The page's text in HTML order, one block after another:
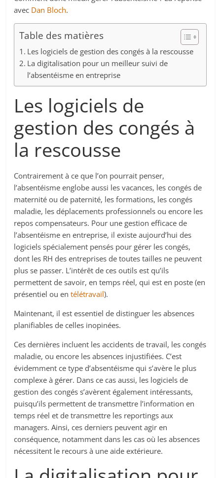
avec Dan Bloch.
Table des matières
Les logiciels de gestion des congés à la rescousse
La digitalisation pour un meilleur suivi de
l’absentéisme en entreprise
Les logiciels de
gestion des congés à
la rescousse
Contrairement à ce que l’on pourrait penser,
l’absentéisme englobe aussi les vacances, les congés de
maternité ou de paternité, les formations, les congés
maladie, les déplacements professionnels ou encore les
repos compensateurs. Pour une gestion efficace de
l’absentéisme en entreprise, il existe aujourd’hui des
logiciels spécialement pensés pour gérer les congés,
dont les RH des entreprises de toutes tailles ne peuvent
plus se passer. L’intérêt de ces outils est qu’ils
permettent de savoir, en temps réel, qui est en poste (en
présentiel ou entélétravail).
Maintenant, il est essentiel de distinguer les absences
planifiables de celles inopinées.
Ces dernières incluent les accidents de travail, les congés
maladie, ou encore les absences injustifiées. C’est
évidemment ce type d’absentéisme qui s’avère le plus
complexe à gérer. Dans ce cas aussi, les logiciels de
gestion des congés s’avèrent également intéressants,
puisqu’ils permettent de transmettre l’information en
temps réel et de transmettre les reportings aux
managers. Ainsi, ces derniers peuvent agir en
conséquence, notamment dans les cas où les absences
nécessitent le recours à une aide extérieure.